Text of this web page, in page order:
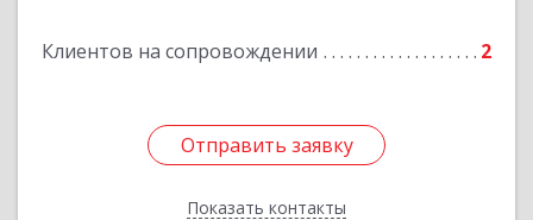
Клиентов на сопровождении 2
Отправить заявку
Показать контакты
Отправить заявку
Назад